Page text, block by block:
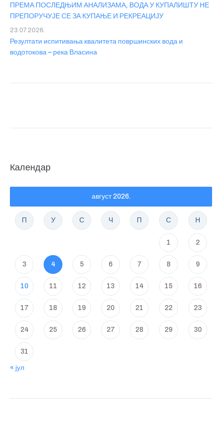
ПРЕМА ПОСЛЕДЊИМ АНАЛИЗАМА, ВОДА У КУПАЛИШТУ НЕ
ПРЕПОРУЧУЈЕ СЕ ЗА КУПАЊЕ И РЕКРЕАЦИЈУ
Резултати испитивања квалитета површинских вода и
водотокова – река Власина
23.07.2026.
Календар
август 2026.
П У С Ч П С Н
1 2
3 4 5 6 7 8 9
10 11 12 13 14 15 16
17 18 19 20 21 22 23
24 25 26 27 28 29 30
31
« јул